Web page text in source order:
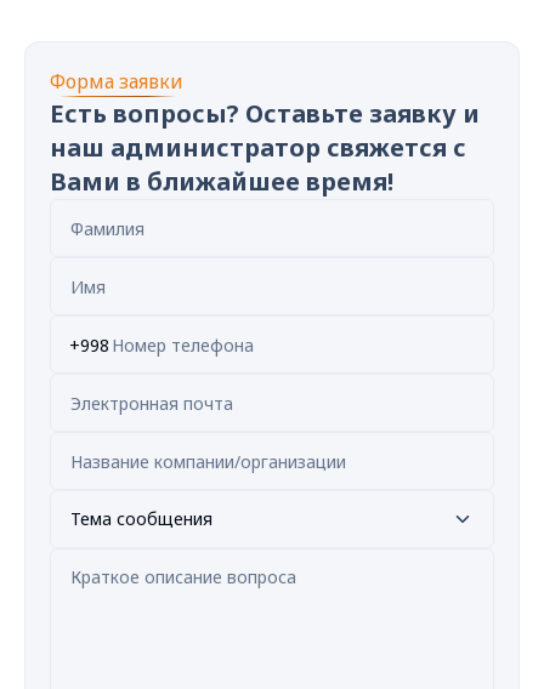
Форма заявки
Есть вопросы? Оставьте заявку и
наш администратор свяжется с
Вами в ближайшее время!
+998
Тема сообщения